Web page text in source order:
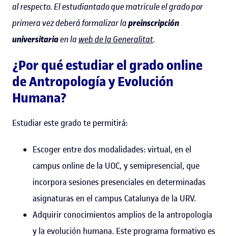
al respecto. El estudiantado que matricule el grado por
primera vez deberá formalizar lapreinscripción
universitariaen la web de la Generalitat.
¿Por qué estudiar el grado online
de Antropología y Evolución
Humana?
Estudiar este grado te permitirá:
Escoger entre dos modalidades: virtual, en el
campus online de la UOC, y semipresencial, que
incorpora sesiones presenciales en determinadas
asignaturas en el campus Catalunya de la URV.
Adquirir conocimientos amplios de la antropología
y la evolución humana. Este programa formativo es